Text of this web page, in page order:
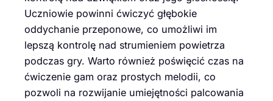
Uczniowie powinni ćwiczyć głębokie
oddychanie przeponowe, co umożliwi im
lepszą kontrolę nad strumieniem powietrza
podczas gry. Warto również poświęcić czas na
ćwiczenie gam oraz prostych melodii, co
pozwoli na rozwijanie umiejętności palcowania